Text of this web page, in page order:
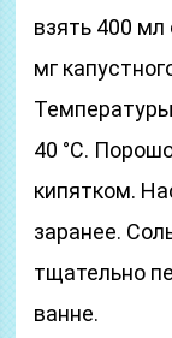
взять 400
мг
40 °C.
кипятком.
заранее.
тщательно
ванне.